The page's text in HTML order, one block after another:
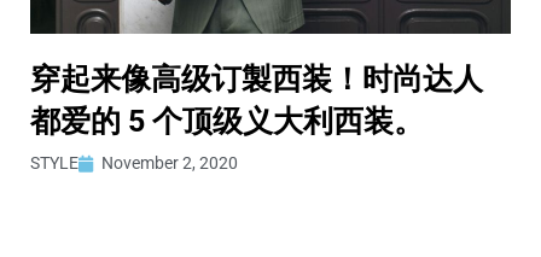
穿起来像高级订製西装！时尚达人
都爱的 5 个顶级义大利西装。
STYLE November 2, 2020